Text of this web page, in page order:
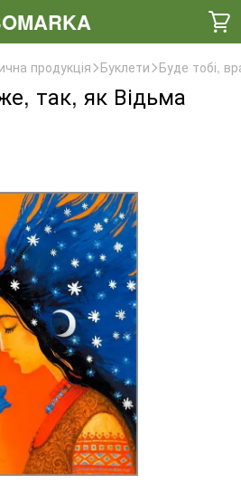
продукція Буклети Буде тобі,
так, як Відьма